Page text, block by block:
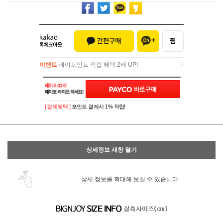
이벤트 페이포인트 적립 혜택 2배 UP!
이벤트페이포인트 적립 혜택 2배 UP!
[ 결제혜택 ] 포인트 결제시 1% 적립!
상세정보 새창 열기
상세 정보를 확대해 보실 수 있습니다.